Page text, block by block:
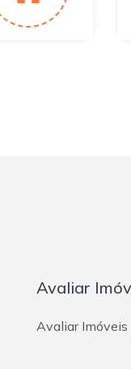
Avaliar
Avaliar Imóveis